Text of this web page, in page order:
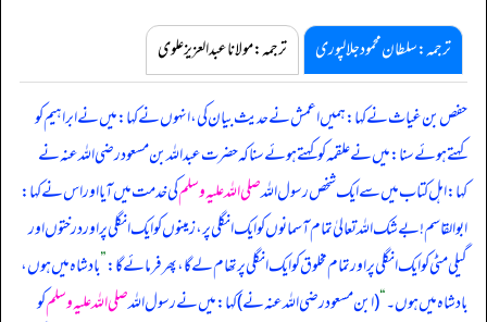
ترجمہ:سلطان محمود جلالپوری ترجمہ:مولانا عبدالعزیز علوی
حفص بن غیاث نے کہا: ہمیں اعمش نے حدیث بیان کی، انہوں نے کہا: میں نے ابراہیم کو
کہتے ہوئے سنا: میں نے علقمہ کو کہتے ہوئے سنا کہ حضرت عبداللہ بن مسعود رضی اللہ عنہ نے
کہا: اہل کتاب میں سے ایک شخص رسول اللہصلی اللہ علیہ وسلمکی خدمت میں آیا اور اس نے کہا:
ابوالقاسم! بے شک اللہ تعالیٰ تمام آسمانوں کو ایک انگلی پر، زمینوں کو ایک انگلی پر اور درختوں اور
گیلی مٹی کو ایک انگلی پر اور تمام مخلوق کو ایک انگلی پر تھام لے گا، پھر فرمائے گا:”بادشاہ میں ہوں،
بادشاہ میں ہوں۔“(ابن مسعود رضی اللہ عنہ نے) کہا: میں نے رسول اللہصلی اللہ علیہ وسلمکو